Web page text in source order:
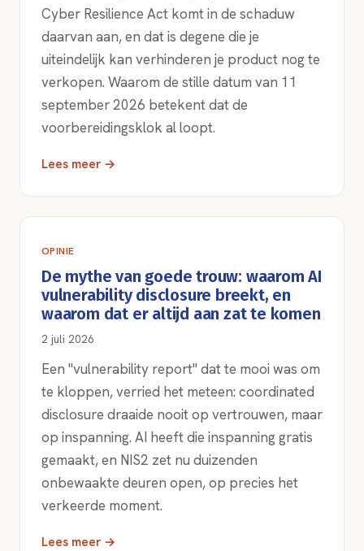
Cyber Resilience Act komt in de schaduw
daarvan aan, en dat is degene die je
uiteindelijk kan verhinderen je product nog te
verkopen. Waarom de stille datum van 11
september 2026 betekent dat de
voorbereidingsklok al loopt.
Lees meer →
OPINIE
De mythe van goede trouw: waarom AI
vulnerability disclosure breekt, en
waarom dat er altijd aan zat te komen
2 juli 2026
Een "vulnerability report" dat te mooi was om
te kloppen, verried het meteen: coordinated
disclosure draaide nooit op vertrouwen, maar
op inspanning. AI heeft die inspanning gratis
gemaakt, en NIS2 zet nu duizenden
onbewaakte deuren open, op precies het
verkeerde moment.
Lees meer →